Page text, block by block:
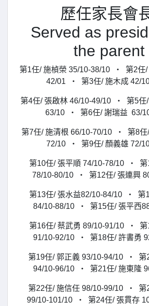
歷任家長會
Served as
the parent
第1任/ 施楨榮 35/10-38/10 ‧ 第2
42/01 ‧ 第3任/ 施木成 42/
第4任/ 張啟林 46/10-49/10 ‧ 第5任/
63/10 ‧ 第6任/ 謝瑞益 63/
第7任/ 施清根 66/10-70/10 ‧ 第8任
72/10 ‧ 第9任/ 顏義雄 72/
第10任/ 張平順 74/10-78/10 ‧ 第
78/10-80/10 ‧ 第12任/ 張連興
第13任/ 張水益82/10-84/10 ‧ 第
84/10-88/10 ‧ 第15任/ 張平西
第16任/ 蔡武勇 89/10-91/10 ‧ 第
91/10-92/10 ‧ 第18任/ 許書勇
第19任/ 郭正義 93/10-94/10 ‧ 第
94/10-96/10 ‧ 第21任/ 施東隆
第22任/ 施信任 98/10-99/10 ‧ 第
99/10-101/10 ‧ 第24任/ 張貫存